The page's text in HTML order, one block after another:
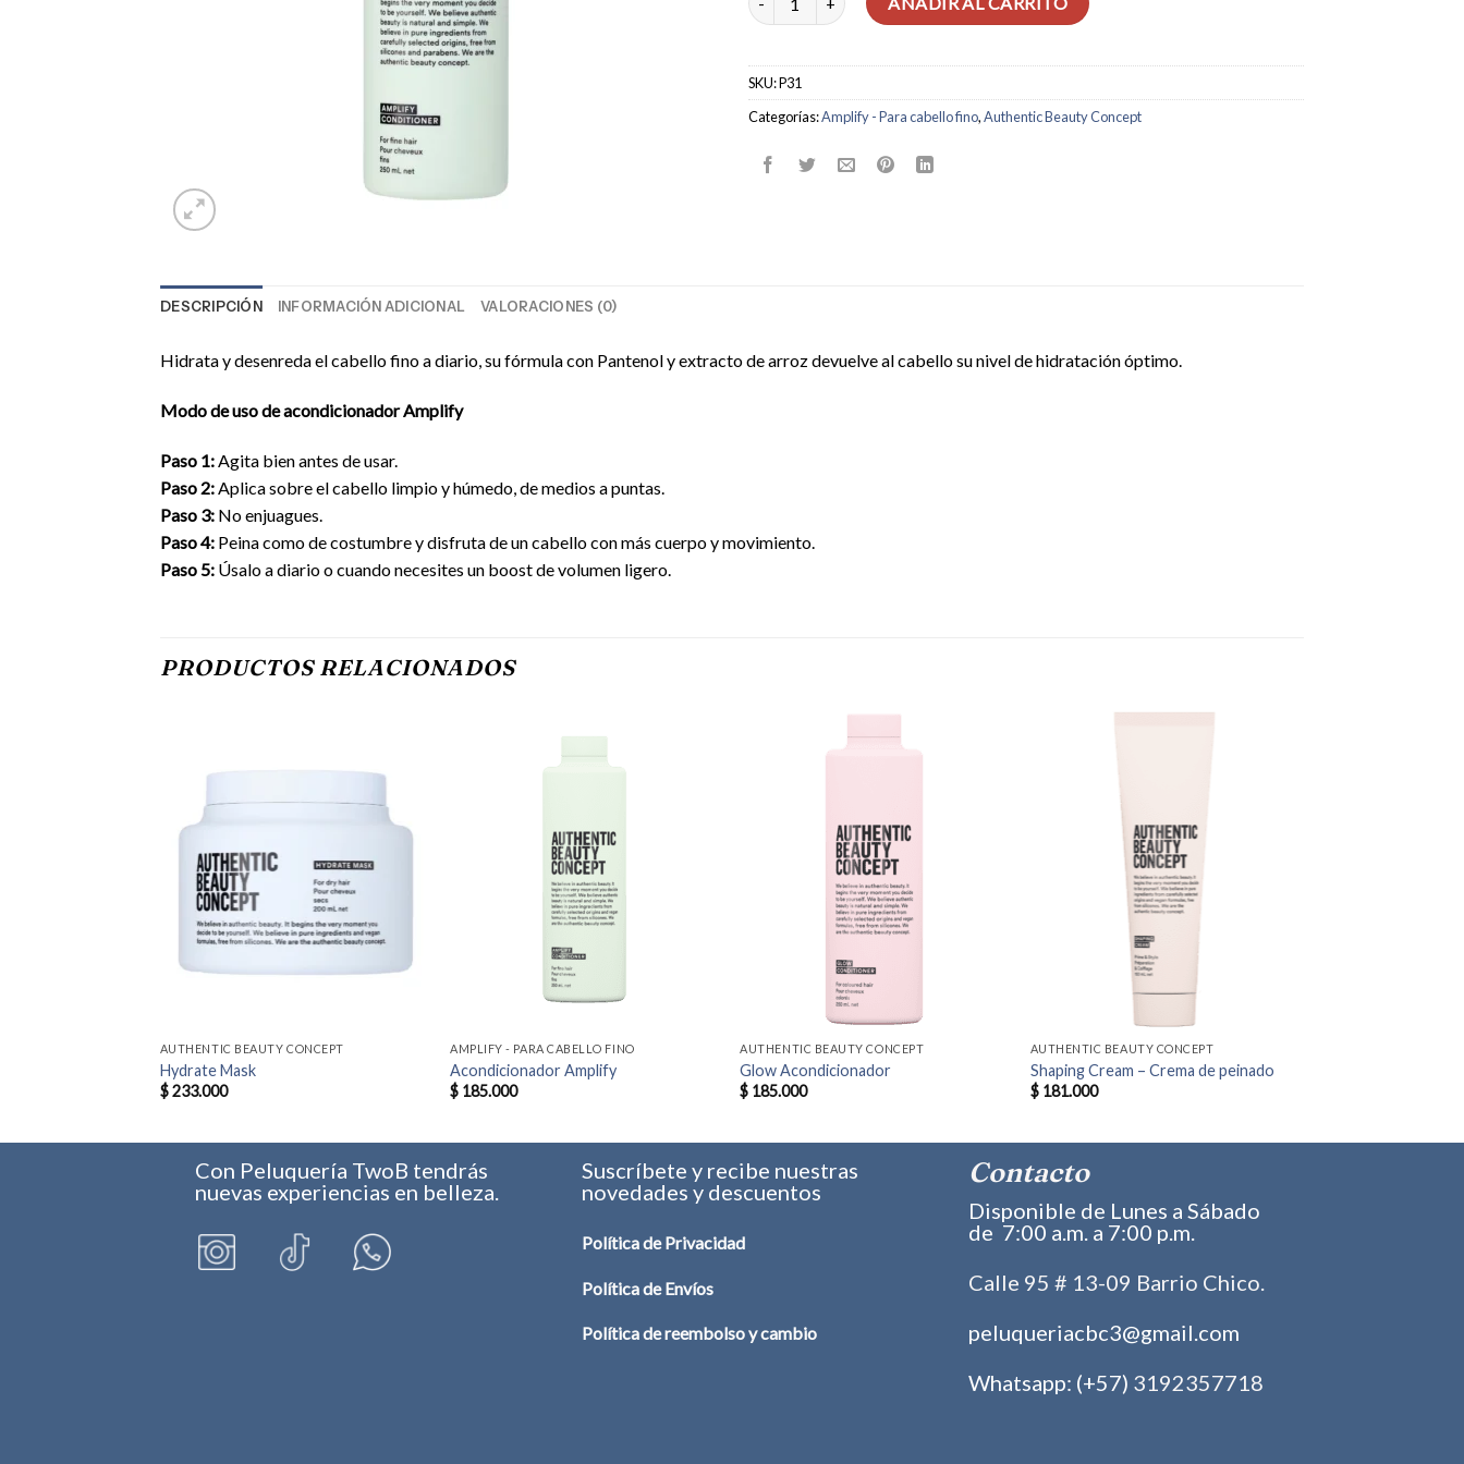
SKU:P31
Categorías:Amplify - Para cabello fino,Authentic Beauty Concept
DESCRIPCIÓN INFORMACIÓN ADICIONAL VALORACIONES (0)
Hidrata y desenreda el cabello fino a diario, su fórmula con Pantenol y extracto de arroz devuelve al cabello su nivel de hidratación óptimo.
Modo de uso de acondicionador Amplify
Paso 1: Agita bien antes de usar.
Paso 2: Aplica sobre el cabello limpio y húmedo, de medios a puntas.
Paso 3: No enjuagues.
Paso 4: Peina como de costumbre y disfruta de un cabello con más cuerpo y movimiento.
Paso 5: Úsalo a diario o cuando necesites un boost de volumen ligero.
PRODUCTOS RELACIONADOS
AUTHENTIC BEAUTY CONCEPT
Hydrate Mask
$233.000
AMPLIFY - PARA CABELLO FINO
Acondicionador Amplify
$ 185.000
AUTHENTIC BEAUTY CONCEPT
Glow Acondicionador
$ 185.000
AUTHENTIC BEAUTY CONCEPT
Shaping Cream – Crema de peinado
$181.000
Con Peluquería TwoB tendrás
nuevas experiencias en belleza.
Suscríbete y recibe nuestras
novedades y descuentos
Política de Privacidad
Política de Envíos
Política de reembolso y cambio
Contacto
Disponible de Lunes a Sábado
de 7:00 a.m. a 7:00 p.m.
Calle 95 # 13-09 Barrio Chico.
peluqueriacbc3@gmail.com
Whatsapp: (+57) 3192357718